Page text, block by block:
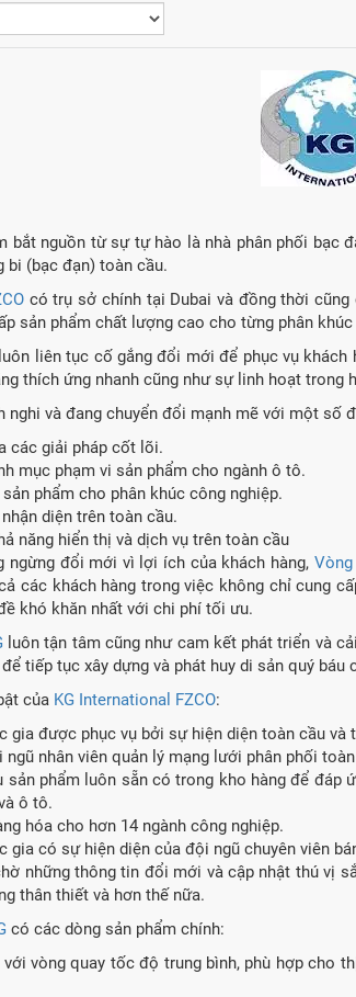
bắt nguồn từ sự tự hào là nhà phân phối bạc
bi (bạc đạn) toàn cầu.
có trụ sở chính tại Dubai và đồng thời
sản phẩm chất lượng cao cho từng phân
luôn liên tục cố gắng đổi mới để phục vụ
thích ứng nhanh cũng như sự linh hoạt trong
nghi và đang chuyển đổi mạnh mẽ với một số
các giải pháp cốt lõi.
mục phạm vi sản phẩm cho ngành ô tô.
phẩm cho phân khúc công nghiệp.
diện trên toàn cầu.
năng hiển thị và dịch vụ trên toàn cầu
ngừng đổi mới vì lợi ích của khách hàng, Vòng
các khách hàng trong việc không chỉ cung
khó khăn nhất với chi phí tối ưu.
luôn tận tâm cũng như cam kết phát triển và
tiếp tục xây dựng và phát huy di sản quý báu
của KG International FZCO:
gia được phục vụ bởi sự hiện diện toàn cầu và
ngũ nhân viên quản lý mạng lưới phân phối
sản phẩm luôn sẵn có trong kho hàng để đáp
ô tô.
hóa cho hơn 14 ngành công nghiệp.
gia có sự hiện diện của đội ngũ chuyên viên
những thông tin đổi mới và cập nhật thú vị
thân thiết và hơn thế nữa.
có các dòng sản phẩm chính:
với vòng quay tốc độ trung bình, phù hợp cho